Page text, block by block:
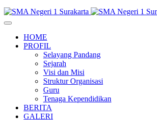
HOME
PROFIL
Selayang Pandang
Sejarah
Visi dan Misi
Struktur Organisasi
Guru
Tenaga Kependidikan
BERITA
GALERI